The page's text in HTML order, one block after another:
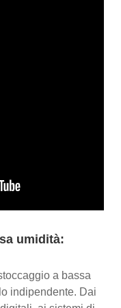
umidità:
a bassa
indipendente. Dai